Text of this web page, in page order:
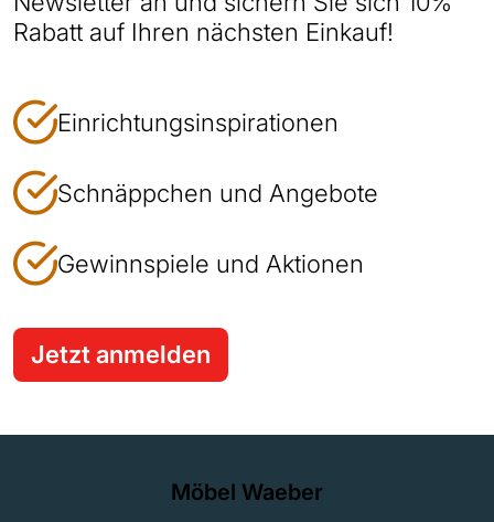
Rabatt auf Ihren nächsten Einkauf!
Einrichtungsinspirationen
Schnäppchen und Angebote
Gewinnspiele und Aktionen
Jetzt anmelden
Möbel Waeber